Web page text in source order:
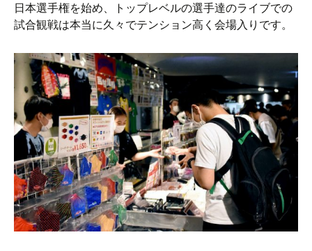
日本選手権を始め、トップレベルの選手達のライブでの
試合観戦は本当に久々でテンション高く会場入りです。